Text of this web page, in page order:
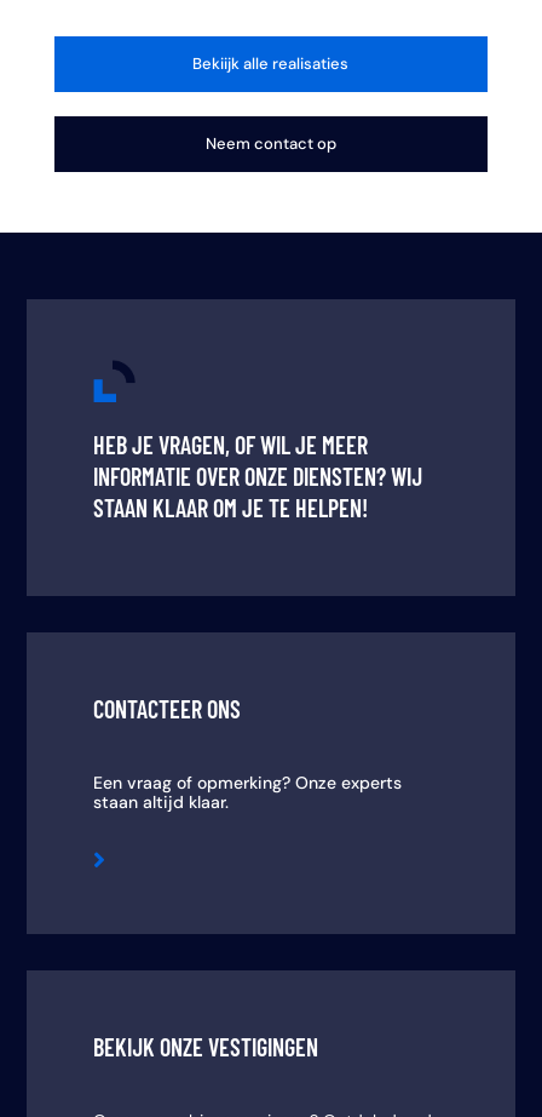
Bekiijk alle realisaties
Neem contact op
HEB JE VRAGEN, OF WIL JE MEER
INFORMATIE OVER ONZE DIENSTEN? WIJ
STAAN KLAAR OM JE TE HELPEN!
CONTACTEER ONS
Een vraag of opmerking? Onze experts
staan altijd klaar.

BEKIJK ONZE VESTIGINGEN